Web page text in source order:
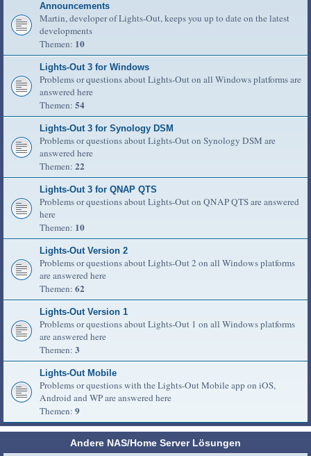
Announcements
Martin, developer of Lights-Out, keeps you up to date on the latest
developments
Themen: 10
Lights-Out 3 for Windows
Problems or questions about Lights-Out on all Windows platforms are
answered here
Themen: 54
Lights-Out 3 for Synology DSM
Problems or questions about Lights-Out on Synology DSM are
answered here
Themen: 22
Lights-Out 3 for QNAP QTS
Problems or questions about Lights-Out on QNAP QTS are answered
here
Themen: 10
Lights-Out Version 2
Problems or questions about Lights-Out 2 on all Windows platforms
are answered here
Themen: 62
Lights-Out Version 1
Problems or questions about Lights-Out 1 on all Windows platforms
are answered here
Themen: 3
Lights-Out Mobile
Problems or questions with the Lights-Out Mobile app on iOS,
Android and WP are answered here
Themen: 9
Andere NAS/Home Server Lösungen